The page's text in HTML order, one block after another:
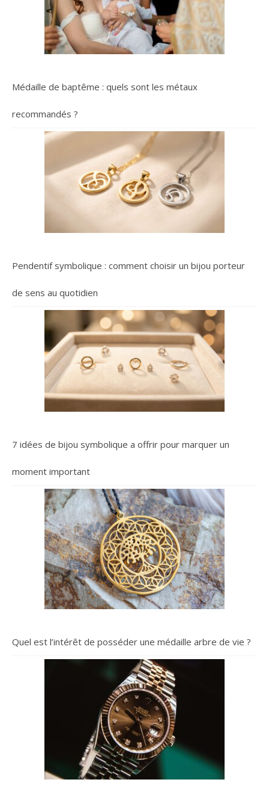
transforme en un matelas
d'appoint pratique pour
les soirées pyjama ou les
visites impromptues. Avec
un poids total de
ranger. Que ce soit pour
chauffeuse est un choix
judicieux pour ceux qui
recherchent un mobilier
fonctionnel et esthétique.
</p>
Médaille de baptême : quels sont les métaux
recommandés ?
Pendentif symbolique : comment choisir un bijou porteur
de sens au quotidien
7 idées de bijou symbolique a offrir pour marquer un
moment important
Quel est l’intérêt de posséder une médaille arbre de vie ?